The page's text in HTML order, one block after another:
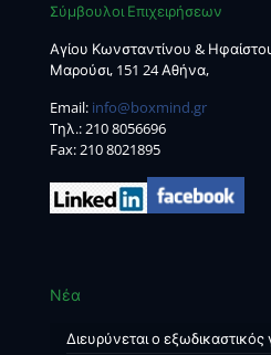
Σύμβουλοι Επιχειρήσεων
Αγίου Κωνσταντίνου &
Μαρούσι, 151 24 Αθήνα,
Email: info@boxmind.gr
Tηλ.:210 8056696
Fax: 210 8021895
Νέα
Διευρύνεται ο εξωδικαστικός